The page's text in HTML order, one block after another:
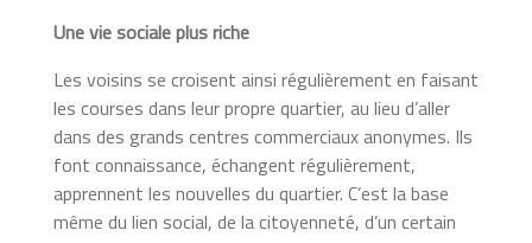
Une vie sociale plus riche
Les voisins se croisent ainsi régulièrement en faisant
les courses dans leur propre quartier, au lieu d’aller
dans des grands centres commerciaux anonymes. Ils
font connaissance, échangent régulièrement,
apprennent les nouvelles du quartier. C’est la base
même du lien social, de la citoyenneté, d’un certain